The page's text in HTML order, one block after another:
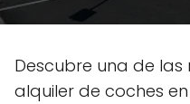
Descubre una de
alquiler de coches